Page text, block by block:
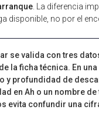
. La diferencia
disponible, no por el
se valida con tres
la ficha técnica. En
y profundidad de
en Ah o un nombre
evita confundir una